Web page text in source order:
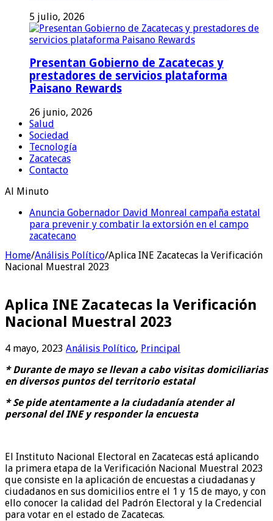
5 julio, 2026
Presentan Gobierno de Zacatecas y
prestadores de servicios plataforma
Paisano Rewards
26 junio, 2026
Salud
Sociedad
Tecnología
Zacatecas
Contacto
Al Minuto
Anuncia Gobernador David Monreal campaña estatal
para prevenir y combatir la extorsión en el campo
zacatecano
Home/Análisis Político/Aplica INE Zacatecas la Verificación
Nacional Muestral 2023
Aplica INE Zacatecas la Verificación
Nacional Muestral 2023
4 mayo, 2023 Análisis Político, Principal
* Durante de mayo se llevan a cabo visitas domiciliarias
en diversos puntos del territorio estatal
* Se pide atentamente a la ciudadanía atender al
personal del INE y responder la encuesta
El Instituto Nacional Electoral en Zacatecas está aplicando
la primera etapa de la Verificación Nacional Muestral 2023
que consiste en la aplicación de encuestas a ciudadanas y
ciudadanos en sus domicilios entre el 1 y 15 de mayo, y con
ello conocer la calidad del Padrón Electoral y la Credencial
para votar en el estado de Zacatecas.